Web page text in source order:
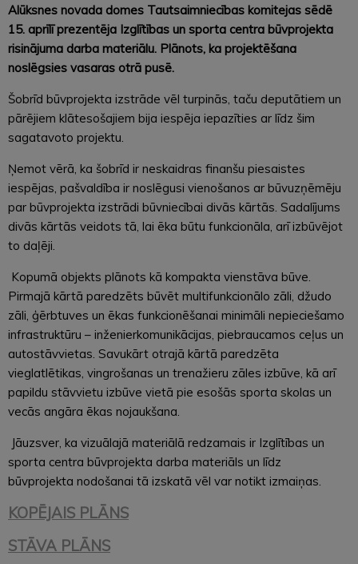
Alūksnes novada domes Tautsaimniecības komitejas sēdē
15. aprīlī prezentēja Izglītības un sporta centra būvprojekta
risinājuma darba materiālu. Plānots, ka projektēšana
noslēgsies vasaras otrā pusē.
Šobrīd būvprojekta izstrāde vēl turpinās, taču deputātiem un
pārējiem klātesošajiem bija iespēja iepazīties ar līdz šim
sagatavoto projektu.
Ņemot vērā, ka šobrīd ir neskaidras finanšu piesaistes
iespējas, pašvaldība ir noslēgusi vienošanos ar būvuzņēmēju
par būvprojekta izstrādi būvniecībai divās kārtās. Sadalījums
divās kārtās veidots tā, lai ēka būtu funkcionāla, arī izbūvējot
to daļēji.
Kopumā objekts plānots kā kompakta vienstāva būve.
Pirmajā kārtā paredzēts būvēt multifunkcionālo zāli, džudo
zāli, ģērbtuves un ēkas funkcionēšanai minimāli nepieciešamo
infrastruktūru – inženierkomunikācijas, piebraucamos ceļus un
autostāvvietas. Savukārt otrajā kārtā paredzēta
vieglatlētikas, vingrošanas un trenažieru zāles izbūve, kā arī
papildu stāvvietu izbūve vietā pie esošās sporta skolas un
vecās angāra ēkas nojaukšana.
Jāuzsver, ka vizuālajā materiālā redzamais ir Izglītības un
sporta centra būvprojekta darba materiāls un līdz
būvprojekta nodošanai tā izskatā vēl var notikt izmaiņas.
KOPĒJAIS PLĀNS
STĀVA PLĀNS